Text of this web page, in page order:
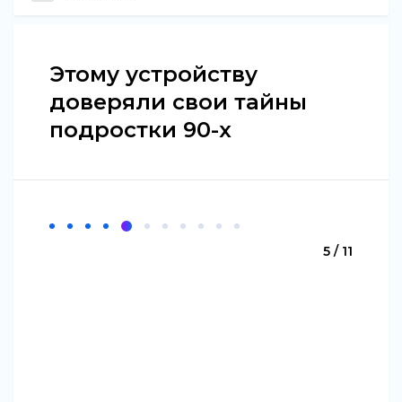
Этому устройству
доверяли свои тайны
подростки 90-х
5 / 11